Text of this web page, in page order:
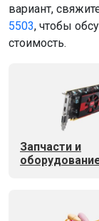
вариант,
5503, чтобы
стоимость.
Запчасти и